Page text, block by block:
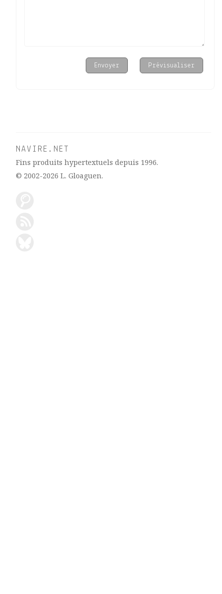
NAVIRE.NET
Fins produits hypertextuels depuis 1996.
© 2002-2026 L. Gloaguen.